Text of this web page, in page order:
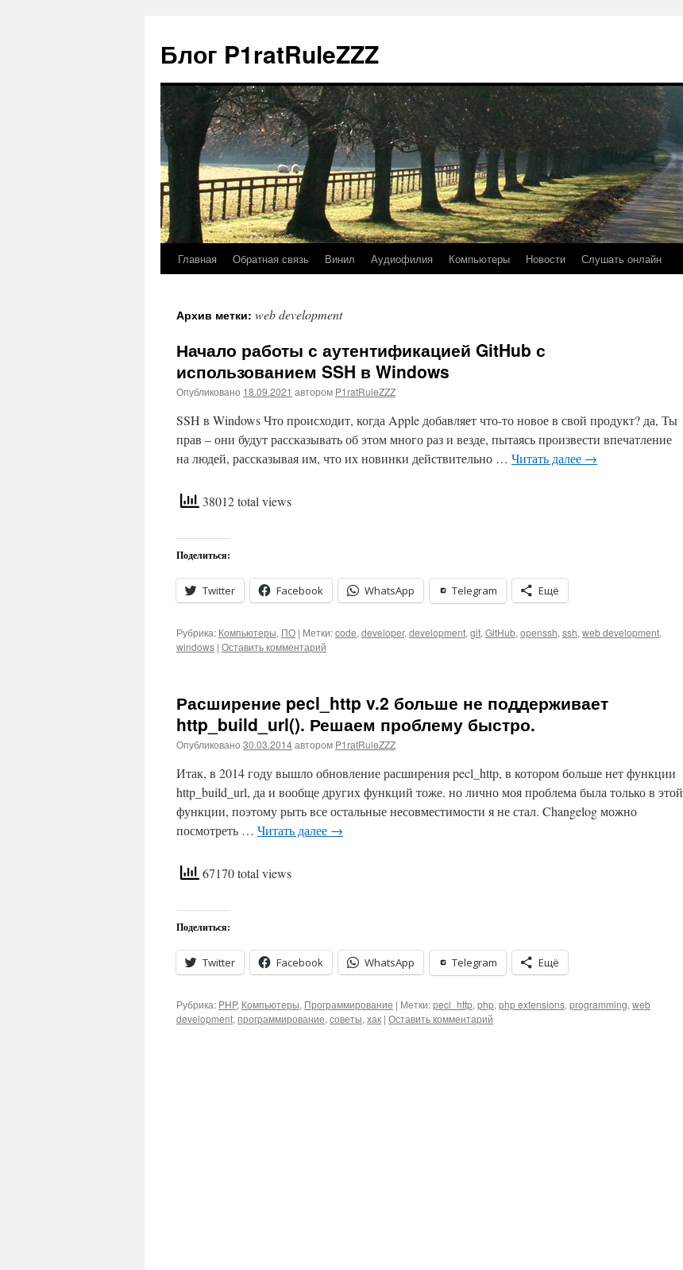
Блог P1ratRuleZZZ
Главная Обратная связь Винил Аудиофилия Компьютеры Новости Слушать онлайн
Архив метки: web development
Начало работы с аутентификацией GitHub с
использованием SSH в Windows
Опубликовано 18.09.2021 автором P1ratRuleZZZ
SSH в Windows Что происходит, когда Apple добавляет что-то новое в свой продукт? да, Ты
прав – они будут рассказывать об этом много раз и везде, пытаясь произвести впечатление
на людей, рассказывая им, что их новинки действительно … Читать далее →
38012 total views
Поделиться:
Twitter Facebook WhatsApp Telegram Ещё
Рубрика: Компьютеры, ПО | Метки:code, developer, development, git, GitHub, openssh, ssh, web development,
windows | Оставить комментарий
Расширение pecl_http v.2 больше не поддерживает
http_build_url(). Решаем проблему быстро.
Опубликовано 30.03.2014автором P1ratRuleZZZ
Итак, в 2014 году вышло обновление расширения pecl_http, в котором больше нет функции
http_build_url, да и вообще других функций тоже. но лично моя проблема была только в этой
функции, поэтому рыть все остальные несовместимости я не стал. Changelog можно
посмотреть … Читать далее →
67170 total views
Поделиться:
Twitter Facebook WhatsApp Telegram Ещё
Рубрика: PHP, Компьютеры, Программирование | Метки:pecl_http, php, php extensions, programming, web
development, программирование, советы, хак | Оставить комментарий